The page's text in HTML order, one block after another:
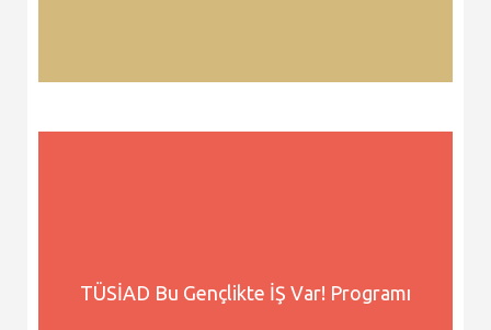
TÜSİAD Bu Gençlikte İŞ Var! Programı